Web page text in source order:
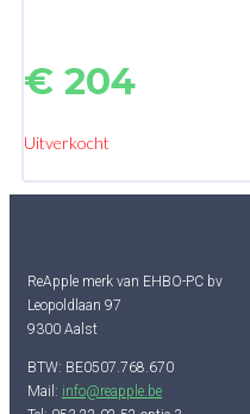
€ 204
Uitverkocht
ReApple merk van EHBO-PC bv
Leopoldlaan 97
9300 Aalst
BTW: BE0507.768.670
Mail: info@reapple.be